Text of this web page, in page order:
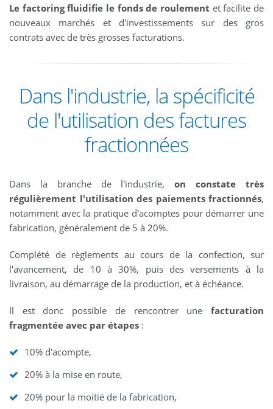
Le factoring fluidifie le fonds de roulement et facilite de
nouveaux marchés et d'investissements sur des gros
contrats avec de très grosses facturations.
Dans l'industrie, la spécificité
de l'utilisation des factures
fractionnées
Dans la branche de l'industrie,on constate très
régulièrement l'utilisation des paiements fractionnés,
notamment avec la pratique d'acomptes pour démarrer une
fabrication, généralement de 5 à 20%.
Complété de règlements au cours de la confection, sur
l'avancement, de 10 à 30%, puis des versements à la
livraison, au démarrage de la production, et à échéance.
Il est donc possible de rencontrer une facturation
fragmentée avec par étapes :
10% d'acompte,
20% à la mise en route,
20% pour la moitié de la fabrication,